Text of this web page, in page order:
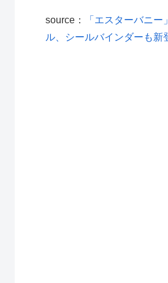
source：
「エスターバニ
ル、シールバインダーも